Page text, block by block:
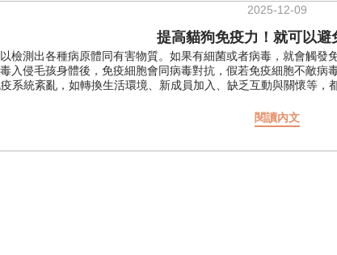
2025-12-09
提高貓狗免疫力！就可以避
檢測出各種病原體同有害物質。如果有細菌或者病毒，就會觸
入侵毛孩身體後，免疫細胞會同病毒對抗，假若免疫細胞不敵
系統紊亂，如轉換生活環境、新成員加入、缺乏互動與關懷等
嘅毛孩？ ▶️如果毛孩身體狀態穩定、食物營養完整均衡，保健
補充綜合營養，提高整體免疫力。🥰今次小編推薦下綜合營養
附近門市：https://www.legopet.com.hk/shops 🌐 網店鏈接：
閱讀內文